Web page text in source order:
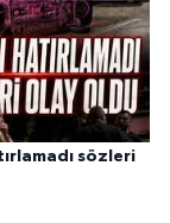
sözleri